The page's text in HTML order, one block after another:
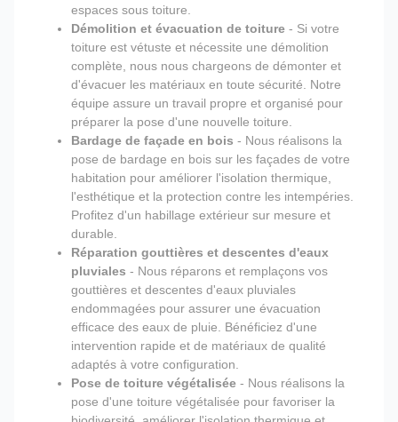
espaces sous toiture.
Démolition et évacuation de toiture - Si votre
toiture est vétuste et nécessite une démolition
complète, nous nous chargeons de démonter et
d'évacuer les matériaux en toute sécurité. Notre
équipe assure un travail propre et organisé pour
préparer la pose d'une nouvelle toiture.
Bardage de façade en bois - Nous réalisons la
pose de bardage en bois sur les façades de votre
habitation pour améliorer l'isolation thermique,
l'esthétique et la protection contre les intempéries.
Profitez d'un habillage extérieur sur mesure et
durable.
Réparation gouttières et descentes d'eaux
pluviales - Nous réparons et remplaçons vos
gouttières et descentes d'eaux pluviales
endommagées pour assurer une évacuation
efficace des eaux de pluie. Bénéficiez d'une
intervention rapide et de matériaux de qualité
adaptés à votre configuration.
Pose de toiture végétalisée - Nous réalisons la
pose d'une toiture végétalisée pour favoriser la